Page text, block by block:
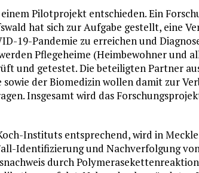
Pilotprojekt entschieden. Ein
hat sich zur Aufgabe gestellt, eine
19-Pandemie zu erreichen und
Pflegeheime (Heimbewohner und
und getestet. Die beteiligten Partner
der Biomedizin wollen damit zur
Insgesamt wird das
Instituts entsprechend, wird in
Identifizierung und Nachverfolgung
durch